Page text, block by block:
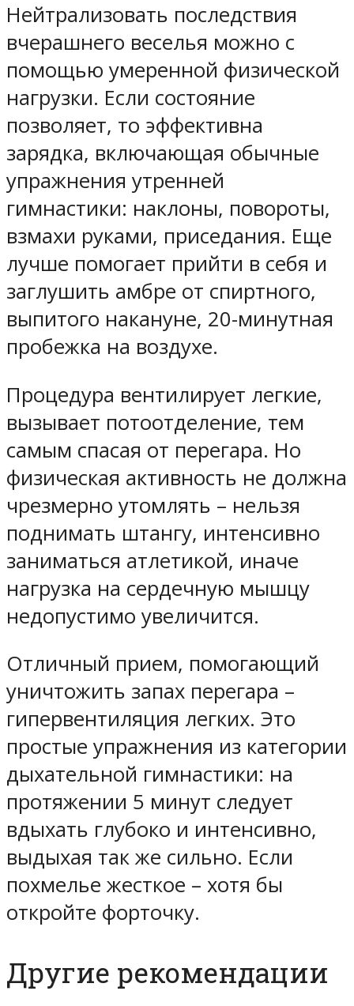
Нейтрализовать последствия
вчерашнего веселья можно с
помощью умеренной физической
нагрузки. Если состояние
позволяет, то эффективна
зарядка, включающая обычные
упражнения утренней
гимнастики: наклоны, повороты,
взмахи руками, приседания. Еще
лучше помогает прийти в себя и
заглушить амбре от спиртного,
выпитого накануне, 20-минутная
пробежка на воздухе.
Процедура вентилирует легкие,
вызывает потоотделение, тем
самым спасая от перегара. Но
физическая активность не должна
чрезмерно утомлять – нельзя
поднимать штангу, интенсивно
заниматься атлетикой, иначе
нагрузка на сердечную мышцу
недопустимо увеличится.
Отличный прием, помогающий
уничтожить запах перегара –
гипервентиляция легких. Это
простые упражнения из категории
дыхательной гимнастики: на
протяжении 5 минут следует
вдыхать глубоко и интенсивно,
выдыхая так же сильно. Если
похмелье жесткое – хотя бы
откройте форточку.
Другие рекомендации